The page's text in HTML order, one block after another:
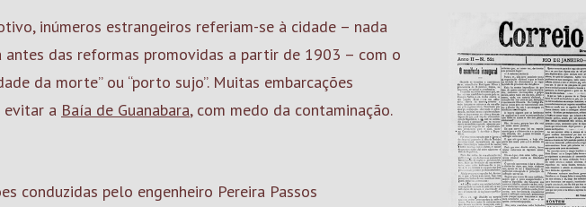
inúmeros estrangeiros referiam-se à cidade – nada
antes das reformas promovidas a partir de 1903 – com o
da morte” ou “porto sujo”. Muitas embarcações
evitar a Baía de Guanabara, com medo da contaminação.
conduzidas pelo engenheiro Pereira Passos